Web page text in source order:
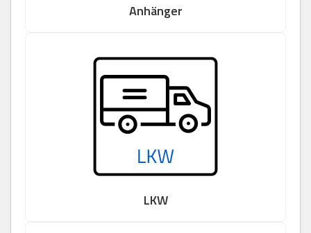
Anhänger
LKW